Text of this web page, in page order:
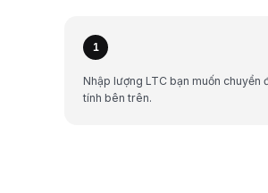
1
Nhập lượng LTC bạn muốn chuyển
tính bên trên.